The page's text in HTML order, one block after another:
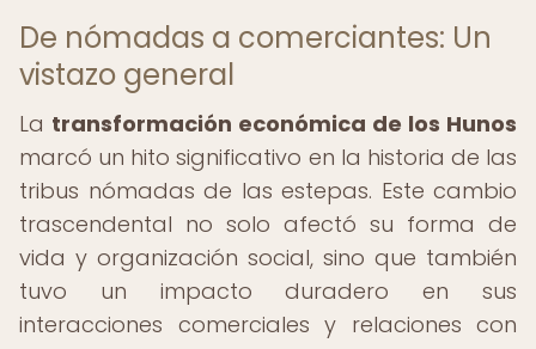
De nómadas a comerciantes: Un
vistazo general
La transformación económica de los Hunos
marcó un hito significativo en la historia de las
tribus nómadas de las estepas. Este cambio
trascendental no solo afectó su forma de
vida y organización social, sino que también
tuvo un impacto duradero en sus
interacciones comerciales y relaciones con